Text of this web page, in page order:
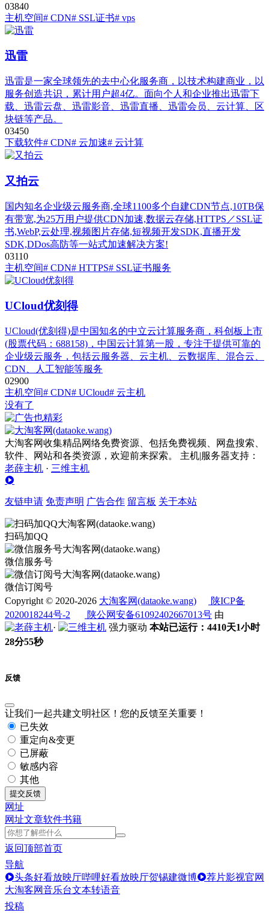
03840
主机空间# CDN# SSL证书# vps
迅雷
迅雷是一家全球领先的去中心化服务商，以技术构建商业，以
服务创造共识，累计用户超4亿。面向个人和企业推出迅雷下
载、迅雷云盘、迅雷影音、迅雷直播、迅雷会员、云计算、区
块链等产品。
03450
下载软件# CDN# 云加速# 云计算
又拍云
国内知名企业级云服务商,全球1100多个自建CDN节点,10TB保
有带宽,为25万用户提供CDN加速,数据云存储,HTTPS／SSL证
书,WebP,云处理,视频图片存储,短视频开发SDK,直播开发
SDK,DDos高防等一站式加速解决方案!
03110
主机空间# CDN# HTTPS# SSL证书服务
UCloud优刻得
UCloud(优刻得)是中国知名的中立云计算服务商，科创板上市
(股票代码：688158)，中国云计算第一股，专注于提供可靠的
企业级云服务，包括云服务器、云主机、云数据库、混合云、
CDN、人工智能等服务
02900
主机空间# CDN# UCloud# 云主机
没有了
大淘客网收集精品网络免费资源、包括免费视频、网盘搜索、
软件、网站和各类资源，欢迎前来探索。 主机|服务器支持：
老薛主机 · 三维主机
友链申请 免责声明 广告合作 留言板 关于本站
扫码加QQ
微信服务号
微信订阅号
Copyright © 2020-2026 大淘客网(dataoke.wang)
陕ICP备
2020018244号-2
陕公网安备61092402667013号 由
·
强力驱动 本站已运行：4410天1小时
28分55秒
反馈
让我们一起共建文明社区！您的反馈至关重要！
已失效
重定向&变更
已屏蔽
敏感内容
其他
提交反馈
网址
网址文章软件书籍
返回顶部首页
导航
头条好看放映厅哔哩好看放映厅贺锡建微博
荐片影视官网
大淘客网音乐台文本转语音
投稿